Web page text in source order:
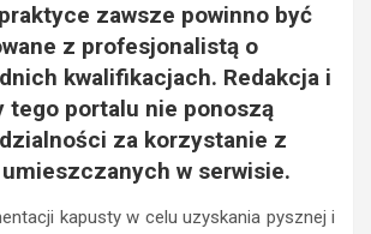
zawsze powinno być
z profesjonalistą o
kwalifikacjach. Redakcja i
tego portalu nie ponoszą
za korzystanie z
w serwisie.
kapusty w celu uzyskania pysznej i